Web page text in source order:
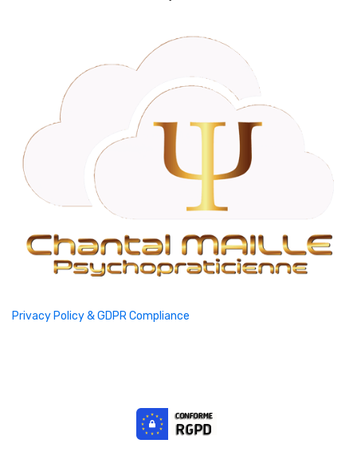
Privacy Policy & GDPR Compliance